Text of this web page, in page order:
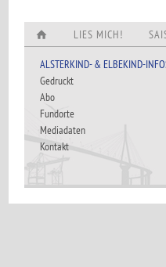
LIES MICH!
ALSTERKIND- & ELBEKIND-
Gedruckt
Abo
Fundorte
Mediadaten
Kontakt